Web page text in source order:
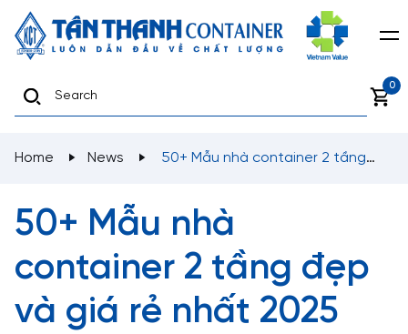
0
Home News
50+ Mẫu nhà
container 2 tầng đẹp
và giá rẻ nhất 2025